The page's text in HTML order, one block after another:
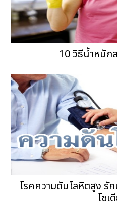
10 วิธีน้ำหนัก
โรคความดันโลหิตสูง รั
โซเ